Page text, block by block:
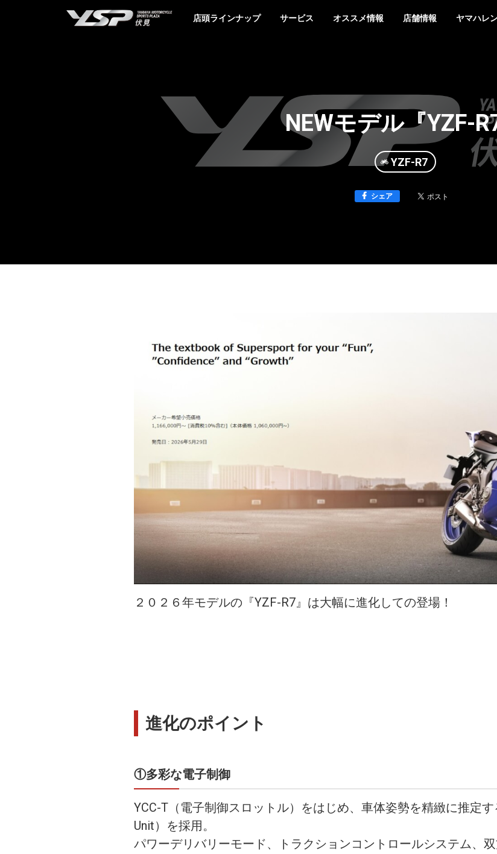
YSP伏見店頭ラインナップ サービス オススメ情報 店舗情報 ヤマハレ
NEWモデル『YZF-
YZF-R7
シェア
２０２６年モデルの『YZF-R7』は大幅に進化しての登場！
進化のポイント
①多彩な電子制御
YCC-T（電子制御スロットル）をはじめ、車体姿勢を精緻に推定
Unit）を採用。
パワーデリバリーモード、トラクションコントロールシステム、